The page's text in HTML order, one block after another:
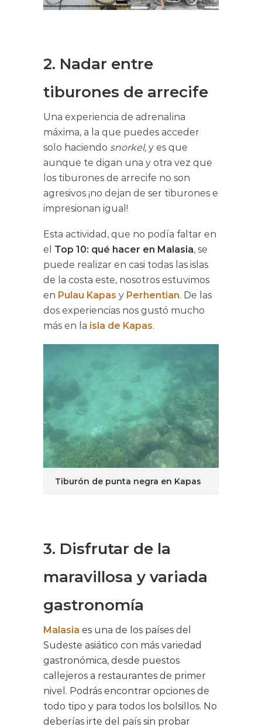
2. Nadar entre
tiburones de arrecife
Una experiencia de adrenalina
máxima, a la que puedes acceder
solo haciendo snorkel, y es que
aunque te digan una y otra vez que
los tiburones de arrecife no son
agresivos ¡no dejan de ser tiburones e
impresionan igual!
Esta actividad, que no podía faltar en
el Top 10: qué hacer en Malasia, se
puede realizar en casi todas las islas
de la costa este, nosotros estuvimos
en Pulau Kapas y Perhentian. De las
dos experiencias nos gustó mucho
más en la isla de Kapas.
Tiburón de punta negra en Kapas
3. Disfrutar de la
maravillosa y variada
gastronomía
Malasia es una de los países del
Sudeste asiático con más variedad
gastronómica, desde puestos
callejeros a restaurantes de primer
nivel. Podrás encontrar opciones de
todo tipo y para todos los bolsillos. No
deberías irte del país sin probar